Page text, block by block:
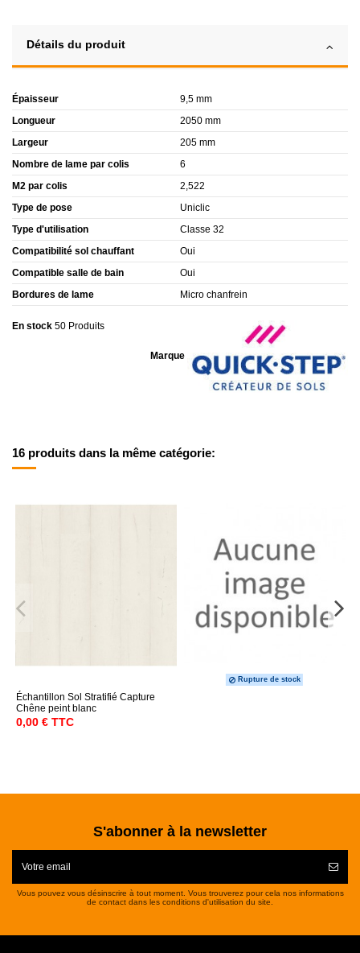
Détails du produit
Épaisseur
9,5 mm
Longueur
2050 mm
Largeur
205 mm
Nombre de lame par colis
6
M2 par colis
2,522
Type de pose
Uniclic
Type d'utilisation
Classe 32
Compatibilité sol chauffant
Oui
Compatible salle de bain
Oui
Bordures de lame
Micro chanfrein
Marque
En stock 50 Produits
16 produits dans la même catégorie:
Échantillon Sol Stratifié Capture
Chêne peint blanc
0,00 € TTC
Rupture de stock
S'abonner à la newsletter
Vous pouvez vous désinscrire à tout moment. Vous trouverez pour cela nos informations
de contact dans les conditions d'utilisation du site.